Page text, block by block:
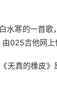
水寒的一首
025吉他网上
天真的橡皮